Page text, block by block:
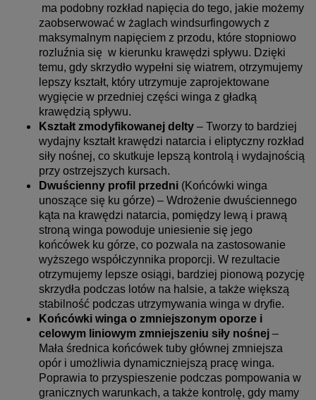
ma podobny rozkład napięcia do tego, jakie możemy
zaobserwować w żaglach windsurfingowych z
maksymalnym napięciem z przodu, które stopniowo
rozluźnia się w kierunku krawędzi spływu. Dzięki
temu, gdy skrzydło wypełni się wiatrem, otrzymujemy
lepszy kształt, który utrzymuje zaprojektowane
wygięcie w przedniej części winga z gładką
krawędzią spływu.
Kształt zmodyfikowanej delty – Tworzy to bardziej
wydajny kształt krawędzi natarcia i eliptyczny rozkład
siły nośnej, co skutkuje lepszą kontrolą i wydajnością
przy ostrzejszych kursach.
Dwuścienny profil przedni (Końcówki winga
unoszące się ku górze) – Wdrożenie dwuściennego
kąta na krawędzi natarcia, pomiędzy lewą i prawą
stroną winga powoduje uniesienie się jego
końcówek ku górze, co pozwala na zastosowanie
wyższego współczynnika proporcji. W rezultacie
otrzymujemy lepsze osiągi, bardziej pionową pozycję
skrzydła podczas lotów na halsie, a także większą
stabilność podczas utrzymywania winga w dryfie.
Końcówki winga o zmniejszonym oporze i
celowym liniowym zmniejszeniu siły nośnej –
Mała średnica końcówek tuby głównej zmniejsza
opór i umożliwia dynamiczniejszą pracę winga.
Poprawia to przyspieszenie podczas pompowania w
granicznych warunkach, a także kontrolę, gdy mamy